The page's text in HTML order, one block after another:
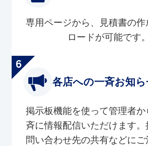
専用ページから、見積書の作
ロードが可能です。
各店への一斉お知ら
掲示板機能を使って管理者か
斉に情報配信いただけます
問い合わせ先の共有などにご